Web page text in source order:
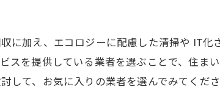
に加え、エコロジーに配慮した清掃や IT
スを提供している業者を選ぶことで、住
して、お気に入りの業者を選んでみてくださ